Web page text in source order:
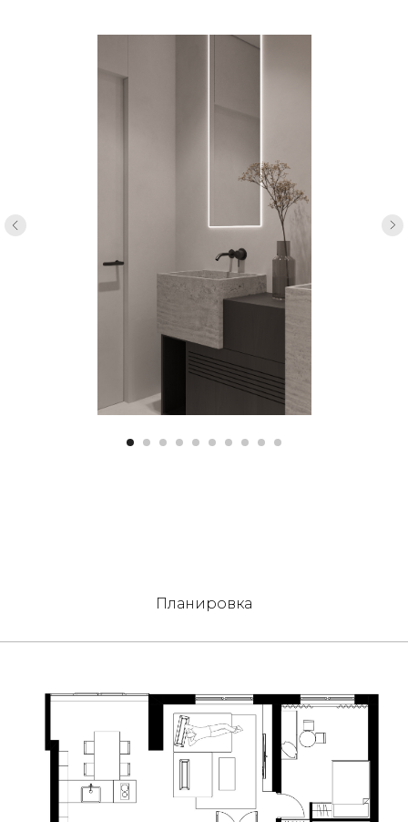
Планировка